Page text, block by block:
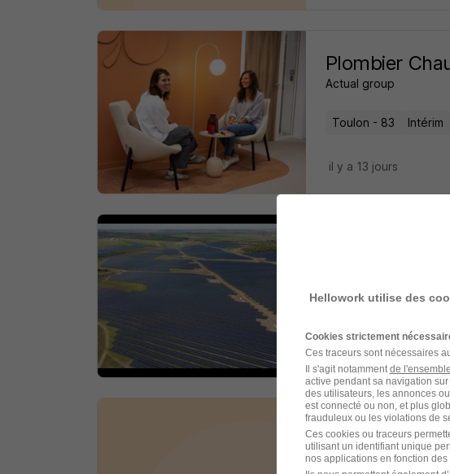
Plombier
Actual group
Toulon - 83 Intérim
il y a 13 jours
Plombier
Toulon - 83 CDI
il y a 17 jours
Plombier
TRIO INTERIM 13
Hellowork utilise des
Cookies strictement
Ces traceurs sont nécessaires
Il s'agit notamment de
active pendant sa navigation
des utilisateurs, les annonces
est connecté ou non, et plus
frauduleux ou les violations de
Ces cookies ou traceurs
utilisant un identifiant unique
nos applications en fonction des